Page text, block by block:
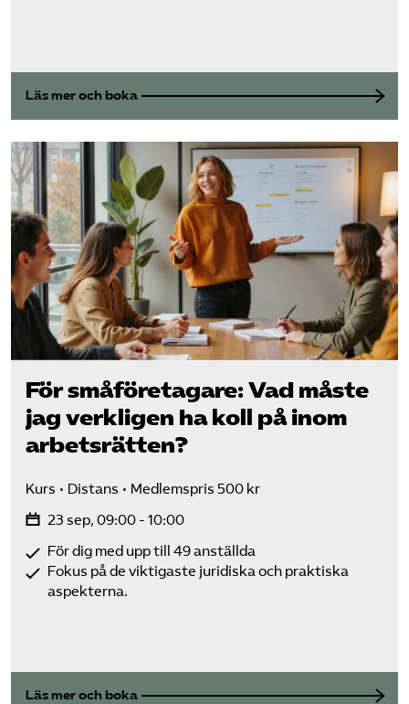
Läs mer och boka
För små­företagare: Vad måste
jag verkligen ha koll på inom
arbetsrätten?
Kurs Distans
Medlemspris 500 kr
23 sep, 09:00 - 10:00
För dig med upp till 49 anställda
Fokus på de viktigaste juridiska och praktiska
aspekterna.
Läs mer och boka